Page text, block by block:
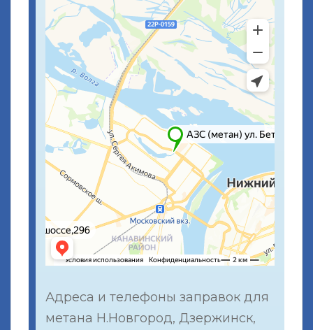
Адреса и телефоны заправок для
метана Н.Новгород, Дзержинск,